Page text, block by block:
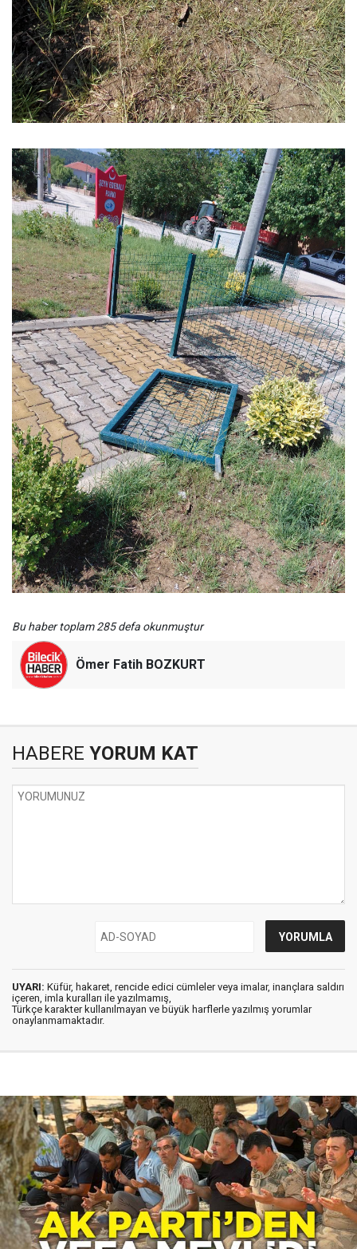
Bu haber toplam 285 defa okunmuştur
Ömer Fatih BOZKURT
HABERE YORUM KAT
UYARI: Küfür, hakaret, rencide edici cümleler veya imalar, inançlara saldırı
içeren, imla kuralları ile yazılmamış,
Türkçe karakter kullanılmayan ve büyük harflerle yazılmış yorumlar
onaylanmamaktadır.